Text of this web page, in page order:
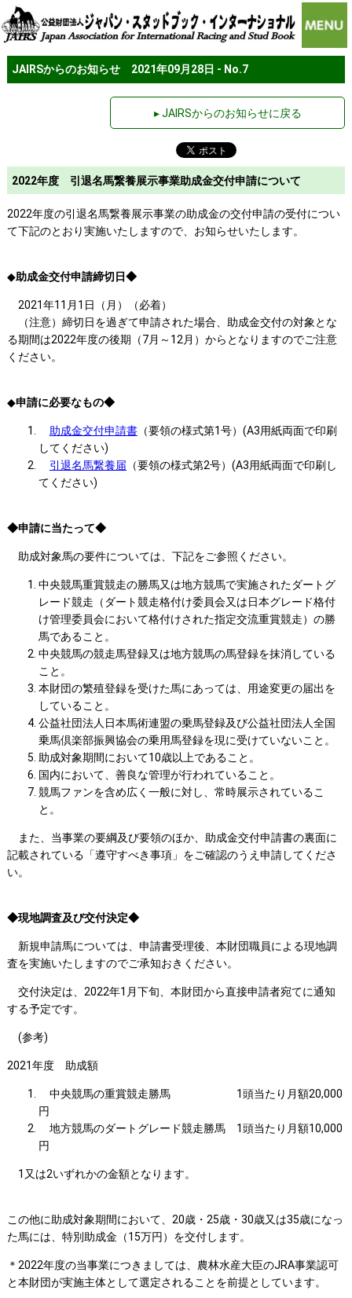
JAIRSからのお知らせ 2021年09月28日 - No.7
▸ JAIRSからのお知らせに戻る
2022年度 引退名馬繋養展示事業助成金交付申請について
2022年度の引退名馬繋養展示事業の助成金の交付申請の受付につい
て下記のとおり実施いたしますので、お知らせいたします。
◆助成金交付申請締切日◆
2021年11月1日（月）（必着）
（注意）締切日を過ぎて申請された場合、助成金交付の対象とな
る期間は2022年度の後期（7月～12月）からとなりますのでご注意
ください。
◆申請に必要なもの◆
助成金交付申請書（要領の様式第1号）(A3用紙両面で印刷
してください)
引退名馬繋養届 （要領の様式第2号）(A3用紙両面で印刷し
てください)
◆申請に当たって◆
助成対象馬の要件については、下記をご参照ください。
中央競馬重賞競走の勝馬又は地方競馬で実施されたダートグ
レード競走（ダート競走格付け委員会又は日本グレード格付
け管理委員会において格付けされた指定交流重賞競走）の勝
馬であること。
中央競馬の競走馬登録又は地方競馬の馬登録を抹消している
こと。
本財団の繁殖登録を受けた馬にあっては、用途変更の届出を
していること。
公益社団法人日本馬術連盟の乗馬登録及び公益社団法人全国
乗馬倶楽部振興協会の乗用馬登録を現に受けていないこと。
助成対象期間において10歳以上であること。
国内において、善良な管理が行われていること。
競馬ファンを含め広く一般に対し、常時展示されているこ
と。
また、当事業の要綱及び要領のほか、助成金交付申請書の裏面に
記載されている「遵守すべき事項」をご確認のうえ申請してくださ
い。
◆現地調査及び交付決定◆
新規申請馬については、申請書受理後、本財団職員による現地調
査を実施いたしますのでご承知おきください。
交付決定は、2022年1月下旬、本財団から直接申請者宛てに通知
する予定です。
(参考)
2021年度 助成額
中央競馬の重賞競走勝馬 1頭当たり月額20,000
円
地方競馬のダートグレード競走勝馬 1頭当たり月額10,000
円
1又は2いずれかの金額となります。
この他に助成対象期間において、20歳・25歳・30歳又は35歳になっ
た馬には、特別助成金（15万円）を交付します。
＊2022年度の当事業につきましては、農林水産大臣のJRA事業認可
と本財団が実施主体として選定されることを前提としています。